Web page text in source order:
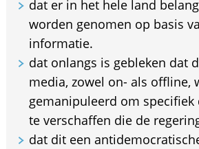
dat er in het hele land
worden genomen op basis
informatie.
dat onlangs is gebleken dat
media, zowel on- als offline,
gemanipuleerd om
te verschaffen die de
dat dit een